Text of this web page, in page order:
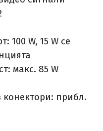
100 W, 15 W се
макс. 85 W
прибл.